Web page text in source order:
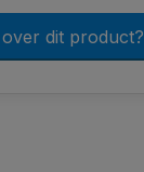
dit product?